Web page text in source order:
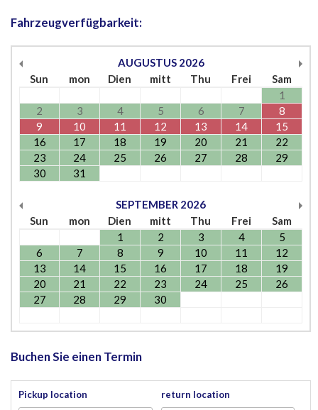
Fahrzeugverfügbarkeit:
AUGUSTUS 2026
Sun
mon Dien mitt Thu Frei
Sam
1
2
3 4 5 6 7
8
9
10 11 12 13 14
15
16
17 18 19 20 21
22
23
24 25 26 27 28
29
30
31
SEPTEMBER 2026
Sun
mon Dien mitt Thu Frei
Sam
1
2 3 4
5
6
7 8 9 10 11
12
13
14 15 16 17 18
19
20
21 22 23 24 25
26
27
28 29 30
Buchen Sie einen Termin
Pickup location return location